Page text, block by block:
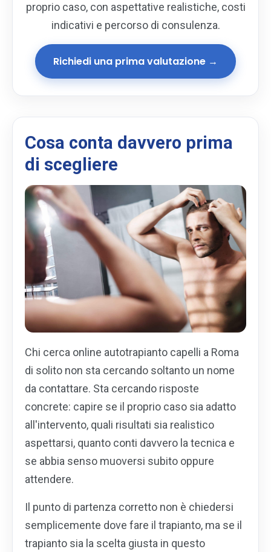
proprio caso, con aspettative realistiche, costi
indicativi e percorso di consulenza.
Richiedi una prima valutazione →
Cosa conta davvero prima
di scegliere
Chi cerca online autotrapianto capelli a Roma
di solito non sta cercando soltanto un nome
da contattare. Sta cercando risposte
concrete: capire se il proprio caso sia adatto
all'intervento, quali risultati sia realistico
aspettarsi, quanto conti davvero la tecnica e
se abbia senso muoversi subito oppure
attendere.
Il punto di partenza corretto non è chiedersi
semplicemente dove fare il trapianto, ma se il
trapianto sia la scelta giusta in questo